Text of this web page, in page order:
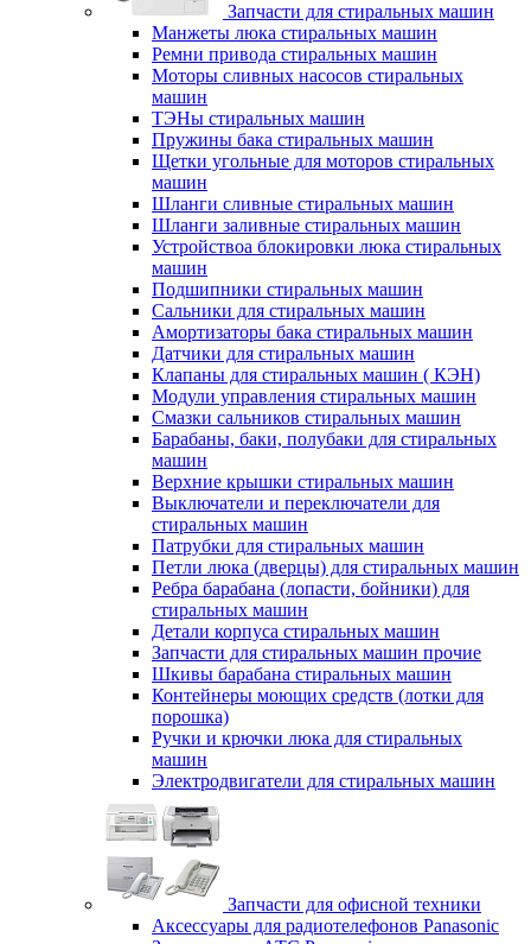
Запчасти для стиральных машин
Манжеты люка стиральных машин
Ремни привода стиральных машин
Моторы сливных насосов стиральных
машин
ТЭНы стиральных машин
Пружины бака стиральных машин
Щетки угольные для моторов стиральных
машин
Шланги сливные стиральных машин
Шланги заливные стиральных машин
Устройствоа блокировки люка стиральных
машин
Подшипники стиральных машин
Сальники для стиральных машин
Амортизаторы бака стиральных машин
Датчики для стиральных машин
Клапаны для стиральных машин ( КЭН)
Модули управления стиральных машин
Смазки сальников стиральных машин
Барабаны, баки, полубаки для стиральных
машин
Верхние крышки стиральных машин
Выключатели и переключатели для
стиральных машин
Патрубки для стиральных машин
Петли люка (дверцы) для стиральных машин
Ребра барабана (лопасти, бойники) для
стиральных машин
Детали корпуса стиральных машин
Запчасти для стиральных машин прочие
Шкивы барабана стиральных машин
Контейнеры моющих средств (лотки для
порошка)
Ручки и крючки люка для стиральных
машин
Электродвигатели для стиральных машин
Запчасти для офисной техники
Аксессуары для радиотелефонов Panasonic